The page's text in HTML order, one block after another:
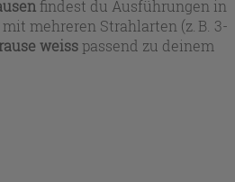
findest du Ausführungen in
mehreren Strahlarten (z. B. 3-
weisspassend zu deinem